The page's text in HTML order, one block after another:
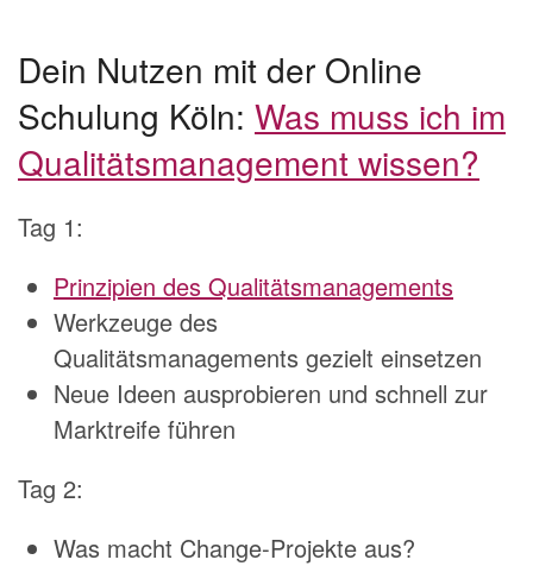
Dein Nutzen mit der Online
Schulung Köln: Was muss ich im
Qualitätsmanagement wissen?
Tag 1:
Prinzipien des Qualitätsmanagements
Werkzeuge des
Qualitätsmanagements gezielt einsetzen
Neue Ideen ausprobieren und schnell zur
Marktreife führen
Tag 2:
Was macht Change-Projekte aus?